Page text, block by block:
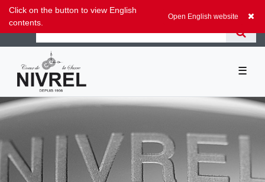
Click on the button to view English
contents.
Open English website
Zum Blog
☰